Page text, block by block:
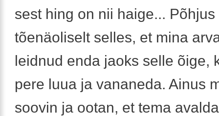
sest hing on nii haige... Põhjus
tõenäoliselt selles, et mina
leidnud enda jaoks selle õige,
pere luua ja vananeda. Ainus
soovin ja ootan, et tema